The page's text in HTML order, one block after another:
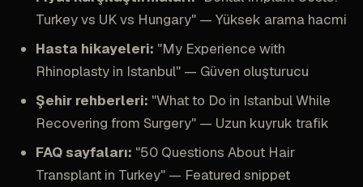
Turkey vs UK vs Hungary" — Yüksek arama hacmi
Hasta hikayeleri: "My Experience with
Rhinoplasty in Istanbul" — Güven oluşturucu
Şehir rehberleri: "What to Do in Istanbul While
Recovering from Surgery" — Uzun kuyruk trafik
FAQ sayfaları: "50 Questions About Hair
Transplant in Turkey" — Featured snippet